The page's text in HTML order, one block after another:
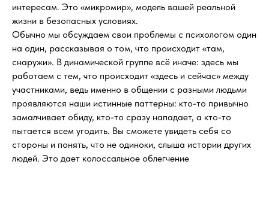
интересам. Это «микромир», модель вашей реальной
жизни в безопасных условиях.
Обычно мы обсуждаем свои проблемы с психологом один
на один, рассказывая о том, что происходит «там,
снаружи». В динамической группе всё иначе: здесь мы
работаем с тем, что происходит «здесь и сейчас» между
участниками, ведь именно в общении с разными людьми
проявляются наши истинные паттерны: кто-то привычно
замалчивает обиду, кто-то сразу нападает, а кто-то
пытается всем угодить. Вы сможете увидеть себя со
стороны и понять, что не одиноки, слыша истории других
людей. Это дает колоссальное облегчение